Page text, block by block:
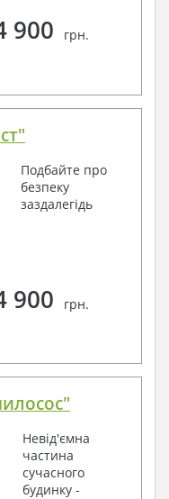
900 грн.
Подбайте про
безпеку
заздалегідь
900 грн.
Невід'ємна
частина
сучасного
будинку -